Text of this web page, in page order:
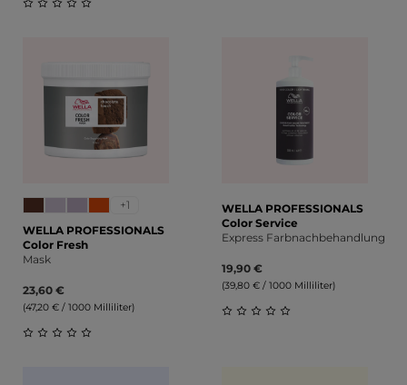
+1
WELLA PROFESSIONALS
Color Fresh
Mask
23,60 €
(47,20 € / 1000 Milliliter)
WELLA PROFESSIONALS
Color Service
Express Farbnachbehandlung
19,90 €
(39,80 € / 1000 Milliliter)